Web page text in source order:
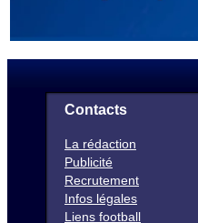
Contacts
La rédaction
Publicité
Recrutement
Infos légales
Liens football